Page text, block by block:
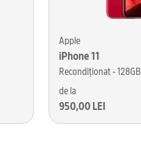
Apple
iPhone 11
Recondiționat -
de la
950,00 LEI